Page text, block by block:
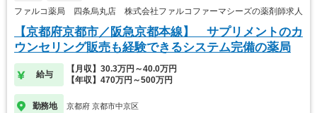
ファルコ薬局 四条烏丸店 株式会社ファルコファーマシーズの薬剤師求人
【京都府京都市／阪急京都本線】 サプリメントのカ
ウンセリング販売も経験できるシステム完備の薬局
給与
【月収】30.3万円～40.0万円
【年収】470万円～500万円
勤務地 京都府 京都市中京区